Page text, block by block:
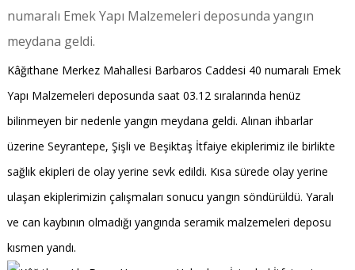
numaralı Emek Yapı Malzemeleri deposunda yangın
meydana geldi.
Kâğıthane Merkez Mahallesi Barbaros Caddesi 40 numaralı Emek
Yapı Malzemeleri deposunda saat 03.12 sıralarında henüz
bilinmeyen bir nedenle yangın meydana geldi. Alınan ihbarlar
üzerine Seyrantepe, Şişli ve Beşiktaş İtfaiye ekiplerimiz ile birlikte
sağlık ekipleri de olay yerine sevk edildi. Kısa sürede olay yerine
ulaşan ekiplerimizin çalışmaları sonucu yangın söndürüldü. Yaralı
ve can kaybının olmadığı yangında seramik malzemeleri deposu
kısmen yandı.